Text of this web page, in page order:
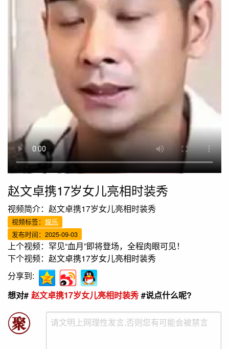
赵文卓携17岁女儿亮相时装秀
视频简介：赵文卓携17岁女儿亮相时装秀
视频标签： 娱乐
发布时间：2025-09-03
上个视频： 罕见“血月”即将登场，全程肉眼可见！
下个视频： 赵文卓携17岁女儿亮相时装秀
分享到:
想对# 赵文卓携17岁女儿亮相时装秀 #说点什么呢?